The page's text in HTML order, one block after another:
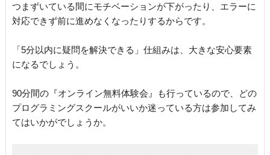
つまずいている間にモチベーションが下がったり、エラーに
対応できず前に進めなくなったりするからです。
「5分以内に疑問を解決できる」仕組みは、大きな安心要素
になるでしょう。
90分間の『オンライン無料体験会』も行っているので、どの
プログラミングスクールがいいか迷っている方は参加してみ
てはいかがでしょうか。